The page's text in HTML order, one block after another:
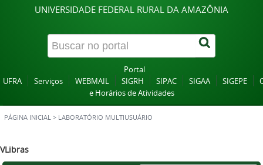
UNIVERSIDADE FEDERAL RURAL DA AMAZÔNIA
Portal
UFRA
Serviços WEBMAIL SIGRH SIPAC SIGAA SIGEPE
e Horários de Atividades
PÁGINA INICIAL > LABORATÓRIO MULTIUSUÁRIO
VLibras